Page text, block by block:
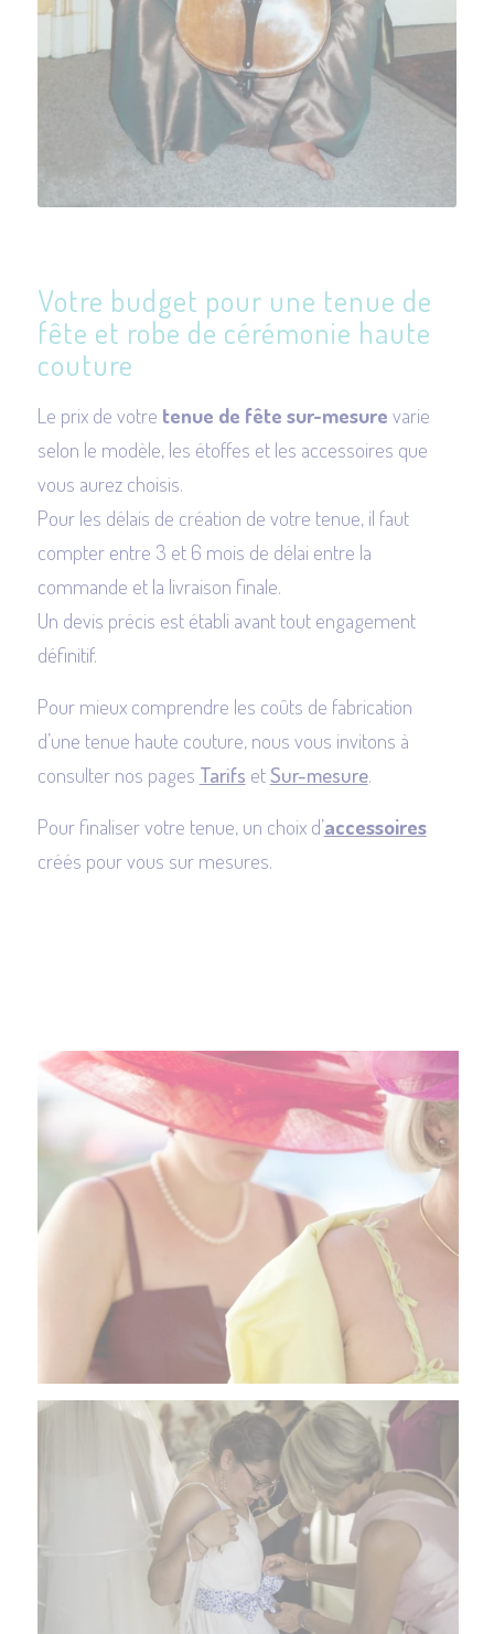
Votre budget pour une tenue de
fête et robe de cérémonie haute
couture
Le prix de votre tenue de fête sur-mesure varie
selon le modèle, les étoffes et les accessoires que
vous aurez choisis.
Pour les délais de création de votre tenue, il faut
compter entre 3 et 6 mois de délai entre la
commande et la livraison finale.
Un devis précis est établi avant tout engagement
définitif.
Pour mieux comprendre les coûts de fabrication
d’une tenue haute couture, nous vous invitons à
consulter nos pages Tarifs etSur-mesure.
Pour finaliser votre tenue, un choix d’accessoires
créés pour vous sur mesures.